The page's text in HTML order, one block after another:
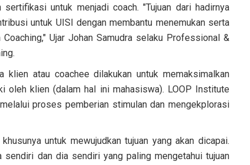
untuk menjadi coach. "Tujuan dari hadirnya
untuk UISI dengan membantu menemukan serta
Ujar Johan Samudra selaku Professional &
klien atau coachee dilakukan untuk memaksimalkan
klien (dalam hal ini mahasiswa). LOOP Institute
proses pemberian stimulan dan mengekplorasi
untuk mewujudkan tujuan yang akan dicapai.
sendiri dan dia sendiri yang paling mengetahui tujuan